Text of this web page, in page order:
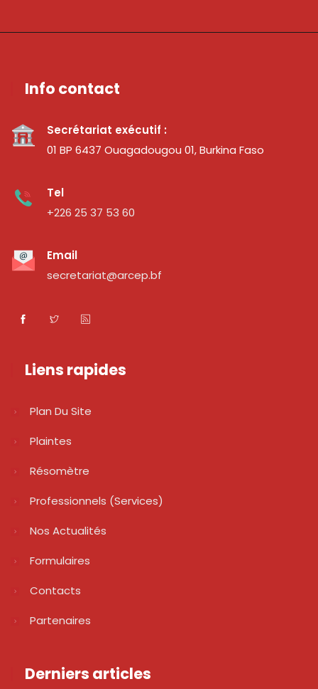
Info contact
Secrétariat exécutif :
01 BP 6437 Ouagadougou 01, Burkina Faso
Tel
+226 25 37 53 60
Email
secretariat@arcep.bf
Liens rapides
Plan Du Site
Plaintes
Résomètre
Professionnels (services)
Nos Actualités
Formulaires
Contacts
Partenaires
Derniers articles